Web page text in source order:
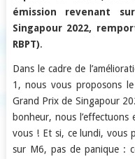
émission revenant
Singapour 2022,
RBPT).
Dans le cadre de
1, nous vous proposons
Grand Prix de Singapour
bonheur, nous
vous ! Et si, ce lundi, vous
sur M6, pas de panique :